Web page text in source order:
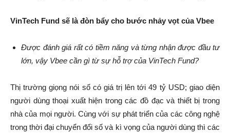
VinTech Fund sẽ là đòn bẩy cho bước nhảy vọt của Vbee
Được đánh giá rất có tiềm năng và từng nhận được đầu tư
lớn, vậy Vbee cần gì từ sự hỗ trợ của VinTech Fund?
Thị trường giọng nói số có giá trị lên tới 49 tỷ USD; giao diện
người dùng thoại xuất hiện trong các đồ đạc và thiết bị trong
nhà của mọi người. Cùng với sự phát triển của các công nghệ
trong thời đại chuyển đổi số và kì vọng của người dùng thì các